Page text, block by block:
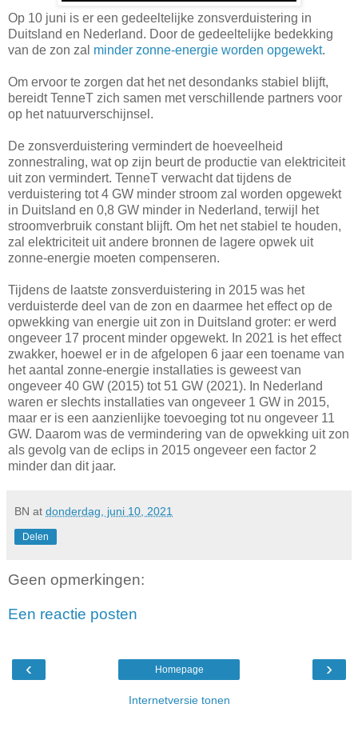
Op 10 juni is er een gedeeltelijke zonsverduistering in
Duitsland en Nederland. Door de gedeeltelijke bedekking
van de zon zal minder zonne-energie worden opgewekt.
Om ervoor te zorgen dat het net desondanks stabiel blijft,
bereidt TenneT zich samen met verschillende partners voor
op het natuurverschijnsel.
De zonsverduistering vermindert de hoeveelheid
zonnestraling, wat op zijn beurt de productie van elektriciteit
uit zon vermindert. TenneT verwacht dat tijdens de
verduistering tot 4 GW minder stroom zal worden opgewekt
in Duitsland en 0,8 GW minder in Nederland, terwijl het
stroomverbruik constant blijft. Om het net stabiel te houden,
zal elektriciteit uit andere bronnen de lagere opwek uit
zonne-energie moeten compenseren.
Tijdens de laatste zonsverduistering in 2015 was het
verduisterde deel van de zon en daarmee het effect op de
opwekking van energie uit zon in Duitsland groter: er werd
ongeveer 17 procent minder opgewekt. In 2021 is het effect
zwakker, hoewel er in de afgelopen 6 jaar een toename van
het aantal zonne-energie installaties is geweest van
ongeveer 40 GW (2015) tot 51 GW (2021). In Nederland
waren er slechts installaties van ongeveer 1 GW in 2015,
maar er is een aanzienlijke toevoeging tot nu ongeveer 11
GW. Daarom was de vermindering van de opwekking uit zon
als gevolg van de eclips in 2015 ongeveer een factor 2
minder dan dit jaar.
BN at donderdag, juni 10, 2021
Delen
Geen opmerkingen:
Een reactie posten
‹ ›
Homepage
Internetversie tonen